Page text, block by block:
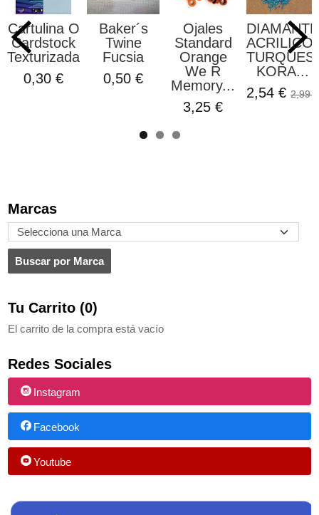
Marcas
Tu Carrito (0)
El carrito de la compra está vacío
Redes Sociales
Instagram
Facebook
Youtube
Cartulina O
Cardstock
Texturizada...
0,30 €
Baker´s
Twine
Fucsia
0,50 €
Ojales
Standard
Orange
We R
Memory...
3,25 €
KORA...
2,54 € 2,99 €